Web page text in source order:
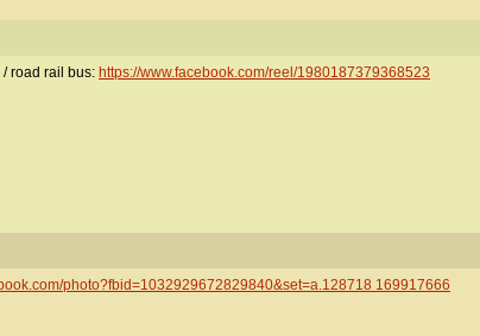
road rail bus: https://www.facebook.com/reel/1980187379368523
photo?fbid=1032929672829840&set=a.128718 169917666